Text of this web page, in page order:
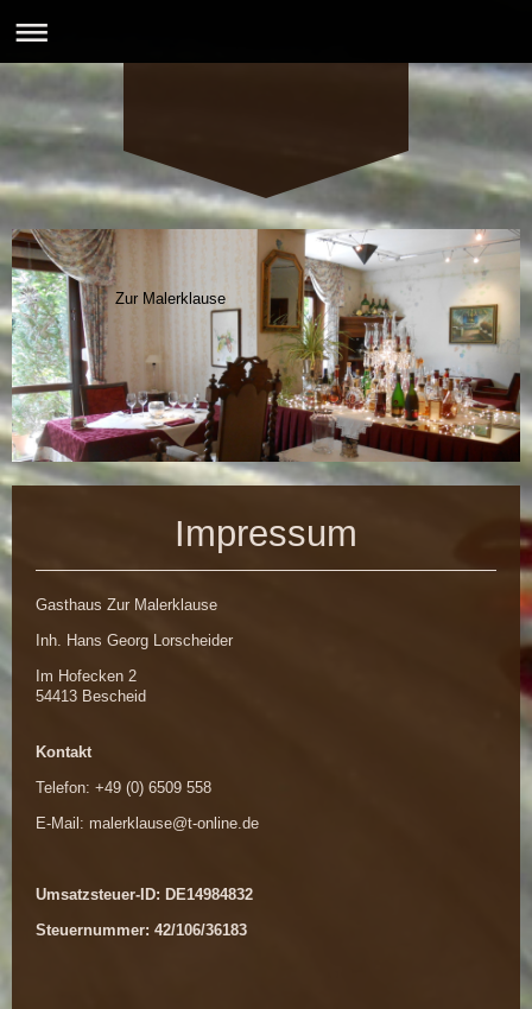
Zur Malerklause
Impressum
Gasthaus Zur Malerklause
Inh. Hans Georg Lorscheider
Im Hofecken 2
54413 Bescheid
Kontakt
Telefon: +49 (0) 6509 558
E-Mail: malerklause@t-online.de
Umsatzsteuer-ID: DE14984832
Steuernummer: 42/106/36183